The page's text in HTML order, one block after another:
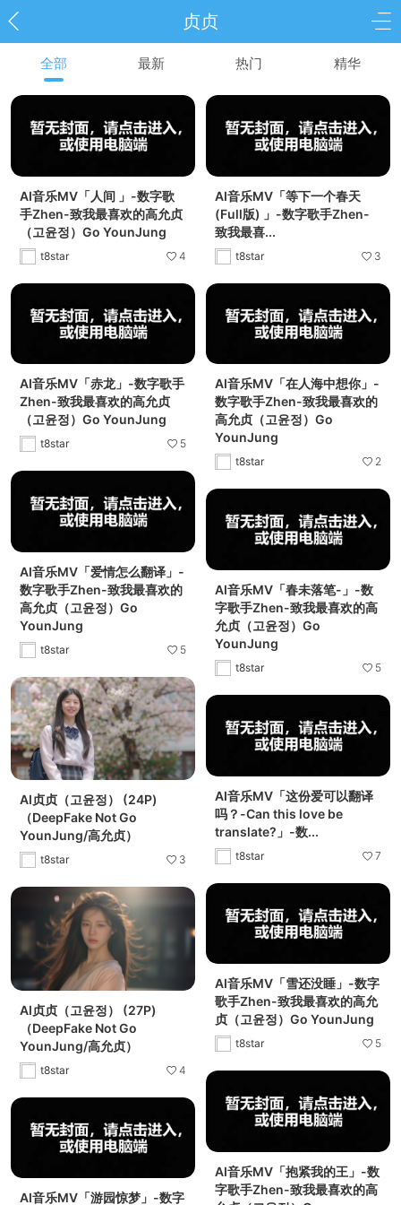
贞贞
全部 最新 热门 精华
AI音乐MV「人间 」-数字歌
手Zhen-致我最喜欢的高允贞
（고윤정）Go YounJung
t8star 4
AI音乐MV「赤龙」-数字歌手
Zhen-致我最喜欢的高允贞
（고윤정）Go YounJung
t8star 5
AI音乐MV「爱情怎么翻译」-
数字歌手Zhen-致我最喜欢的
高允贞（고윤정）Go
YounJung
t8star 5
AI贞贞（고윤정） (24P)
（DeepFake Not Go
YounJung/高允贞）
t8star 3
AI贞贞（고윤정） (27P)
（DeepFake Not Go
YounJung/高允贞）
t8star 4
AI音乐MV「游园惊梦」-数字
AI音乐MV「等下一个春天
(Full版) 」-数字歌手Zhen-
致我最喜...
t8star 3
AI音乐MV「在人海中想你」-
数字歌手Zhen-致我最喜欢的
高允贞（고윤정）Go
YounJung
t8star 2
AI音乐MV「春未落笔-」-数
字歌手Zhen-致我最喜欢的高
允贞（고윤정）Go
YounJung
t8star 5
AI音乐MV「这份爱可以翻译
吗？-Can this love be
translate?」-数...
t8star 7
AI音乐MV「雪还没睡」-数字
歌手Zhen-致我最喜欢的高允
贞（고윤정）Go YounJung
t8star 5
AI音乐MV「抱紧我的王」-数
字歌手Zhen-致我最喜欢的高